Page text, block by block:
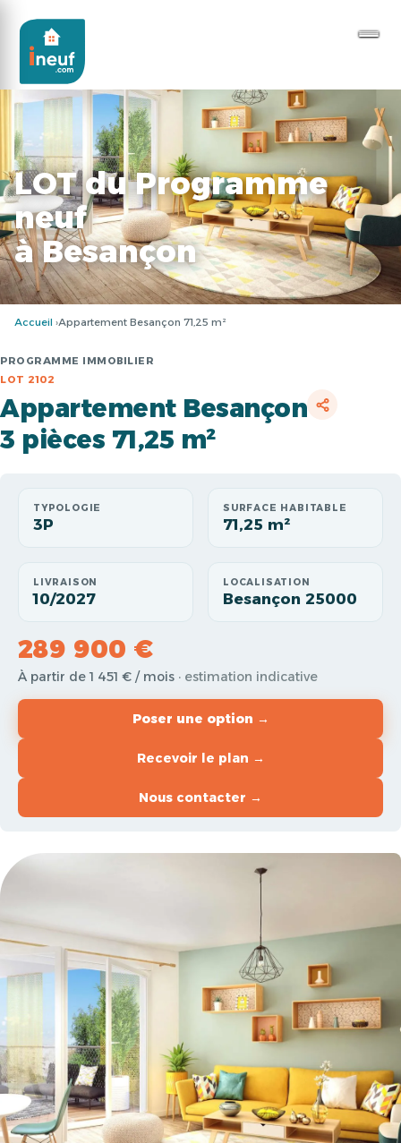
LOT du Programme
neuf
à Besançon
Accueil Appartement Besançon 71,25 m²
PROGRAMME IMMOBILIER
LOT 2102
Appartement Besançon
3 pièces 71,25 m²
TYPOLOGIE
3P
SURFACE HABITABLE
71,25 m²
LIVRAISON
10/2027
LOCALISATION
Besançon 25000
289 900 €
À partir de 1 451 € / mois · estimation indicative
Poser une option →
Recevoir le plan →
Nous contacter →